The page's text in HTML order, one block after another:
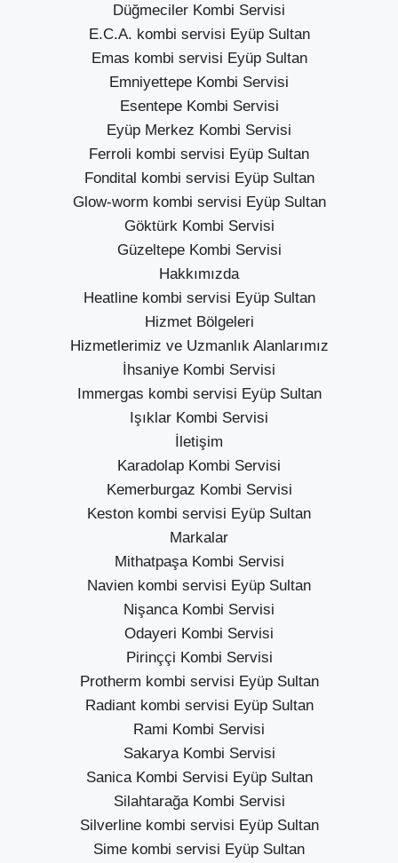
Düğmeciler Kombi Servisi
E.C.A. kombi servisi Eyüp Sultan
Emas kombi servisi Eyüp Sultan
Emniyettepe Kombi Servisi
Esentepe Kombi Servisi
Eyüp Merkez Kombi Servisi
Ferroli kombi servisi Eyüp Sultan
Fondital kombi servisi Eyüp Sultan
Glow-worm kombi servisi Eyüp Sultan
Göktürk Kombi Servisi
Güzeltepe Kombi Servisi
Hakkımızda
Heatline kombi servisi Eyüp Sultan
Hizmet Bölgeleri
Hizmetlerimiz ve Uzmanlık Alanlarımız
İhsaniye Kombi Servisi
Immergas kombi servisi Eyüp Sultan
Işıklar Kombi Servisi
İletişim
Karadolap Kombi Servisi
Kemerburgaz Kombi Servisi
Keston kombi servisi Eyüp Sultan
Markalar
Mithatpaşa Kombi Servisi
Navien kombi servisi Eyüp Sultan
Nişanca Kombi Servisi
Odayeri Kombi Servisi
Pirinççi Kombi Servisi
Protherm kombi servisi Eyüp Sultan
Radiant kombi servisi Eyüp Sultan
Rami Kombi Servisi
Sakarya Kombi Servisi
Sanica Kombi Servisi Eyüp Sultan
Silahtarağa Kombi Servisi
Silverline kombi servisi Eyüp Sultan
Sime kombi servisi Eyüp Sultan